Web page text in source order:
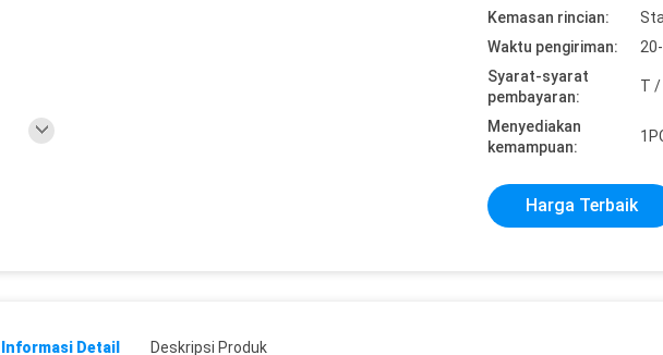
Kemasan rincian:
Waktu pengiriman:
Syarat-syarat
pembayaran:
T /
Menyediakan
kemampuan:
Harga Terbaik
Informasi Detail Deskripsi Produk